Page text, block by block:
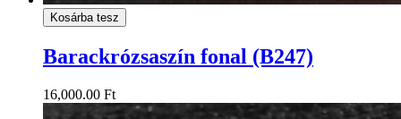
Kosárba tesz
Barackrózsaszín fonal (B247)
16,000.00 Ft